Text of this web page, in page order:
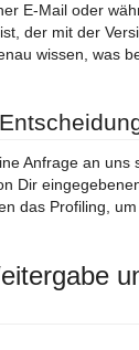
E-Mail oder
der mit der
wissen, was
Anfrage an
Dir
das Profiling,